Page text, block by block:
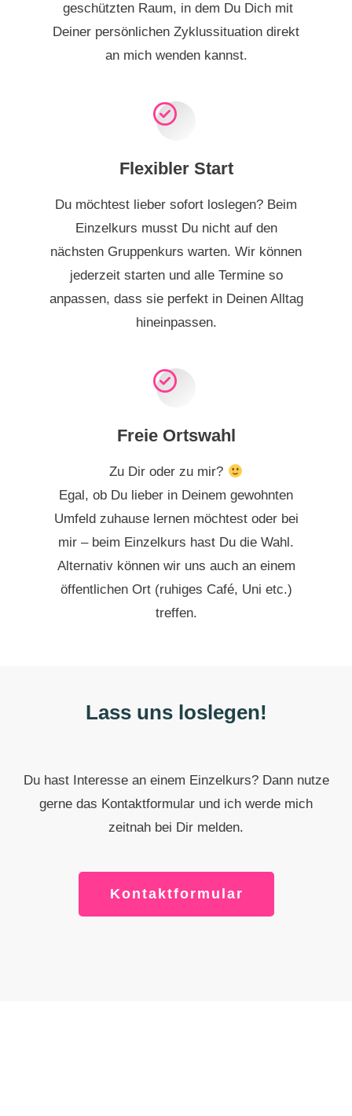
geschützten Raum, in dem Du Dich mit
Deiner persönlichen Zyklussituation direkt
an mich wenden kannst.
Flexibler Start
Du möchtest lieber sofort loslegen? Beim
Einzelkurs musst Du nicht auf den
nächsten Gruppenkurs warten. Wir können
jederzeit starten und alle Termine so
anpassen, dass sie perfekt in Deinen Alltag
hineinpassen.
Freie Ortswahl
Zu Dir oder zu mir?
Egal, ob Du lieber in Deinem gewohnten
Umfeld zuhause lernen möchtest oder bei
mir – beim Einzelkurs hast Du die Wahl.
Alternativ können wir uns auch an einem
öffentlichen Ort (ruhiges Café, Uni etc.)
treffen.
Lass uns loslegen!
Du hast Interesse an einem Einzelkurs? Dann nutze
gerne das Kontaktformular und ich werde mich
zeitnah bei Dir melden.
Kontaktformular